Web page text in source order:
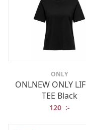
ONLY
ONLNEW ONLY
TEE Black
120 :-